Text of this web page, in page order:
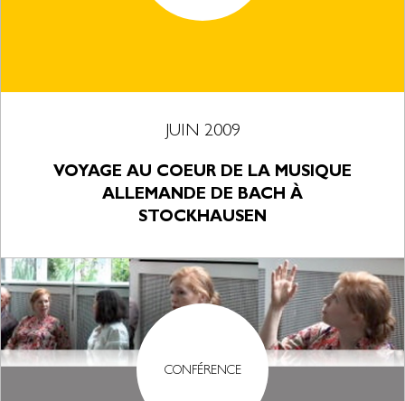
JUIN 2009
VOYAGE AU COEUR DE LA MUSIQUE
ALLEMANDE DE BACH À
STOCKHAUSEN
CONFÉRENCE